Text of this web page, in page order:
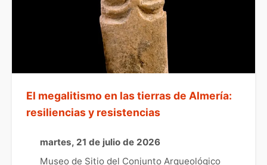
El megalitismo en las tierras de Almería:
resiliencias y resistencias
martes, 21 de julio de 2026
Museo de Sitio del Conjunto Arqueológico